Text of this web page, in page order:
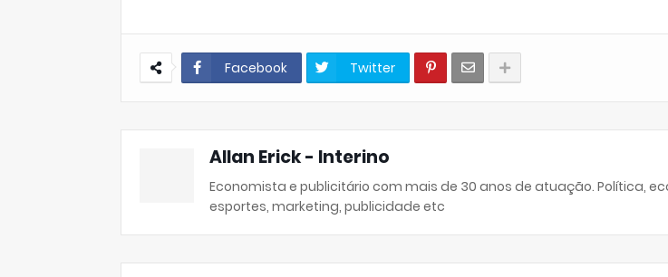
Facebook Twitter
Allan Erick - Interino
Economista e publicitário com mais de 30 anos de atuação. Política,
esportes, marketing, publicidade etc